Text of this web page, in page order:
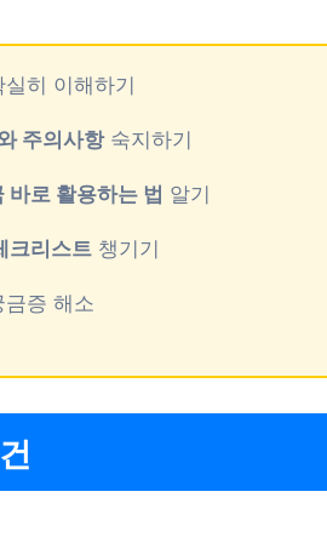
히 이해하기
주의사항숙지하기
바로 활용하는 법 알기
크리스트 챙기기
금증 해소